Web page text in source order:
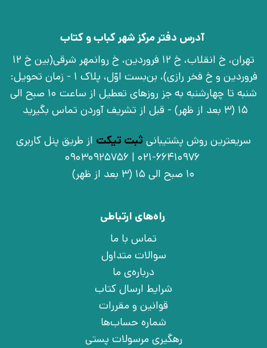
آدرس دفتر مرکز شهر کباب و کتاب
تهران، خ انقلاب، خ 12 فروردین، خ روانمهر شرقی(بین خ 12
فروردین و خ فخر رازی)، بن‌بست اوّل، پلاک 1 - زمان تحویل:
شنبه تا چهارشنبه به جز روزهای تعطیل از ساعت 10 صبح الی
15 (3 بعد از ظهر) - قبل از تشریف آوردن تماس بگیرید
سریعترین روش پشتیبانی ثبت تیکت از طریق پنل کاربری
021-66410976 | 09030925756
10 صبح الی 15 (3 بعد از ظهر)
راه‌های ارتباطی
تماس با ما
سوالات متداول
درباره‌ی ما
شرایط ارسال کتاب
قوانین و مقررات
شماره حساب‌ها
رهگیری مرسولات پستی